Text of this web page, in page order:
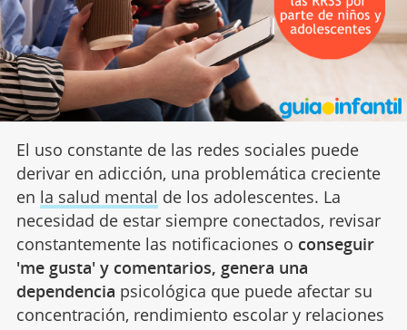
El uso constante de las redes sociales puede
derivar en adicción, una problemática creciente
en la salud mental de los adolescentes. La
necesidad de estar siempre conectados, revisar
constantemente las notificaciones o conseguir
'me gusta' y comentarios, genera una
dependencia psicológica que puede afectar su
concentración, rendimiento escolar y relaciones